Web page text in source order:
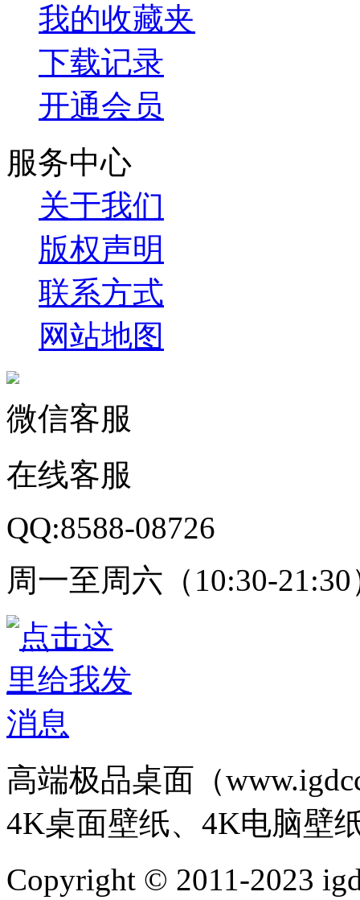
我的收藏夹
下载记录
开通会员
服务中心
关于我们
版权声明
联系方式
网站地图
微信客服
在线客服
QQ:8588-08726
周一至周六（10:30-21:30
高端极品桌面（
4K桌面壁纸、4K电脑壁
Copyright © 2011-2023